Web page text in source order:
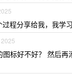
程分享给我，我学
标好不好？ 然后再